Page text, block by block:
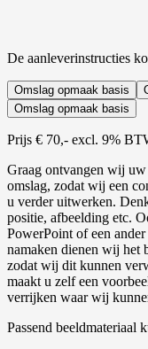
De aanleverinstructies
Omslag opmaak basis
Omslag opmaak basis
Prijs € 70,- excl. 9%
Graag ontvangen wij
omslag, zodat wij een
u verder uitwerken.
positie, afbeelding etc.
PowerPoint of een
namaken dienen wij het
zodat wij dit kunnen
maakt u zelf een
verrijken waar wij
Passend beeldmateriaal